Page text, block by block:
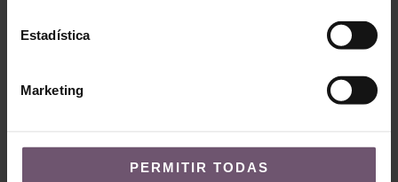
Estadística
Marketing
PERMITIR TODAS
Baldosas hidráulicas
Baldosas hidráulicas
Mod 246
LEER MÁS